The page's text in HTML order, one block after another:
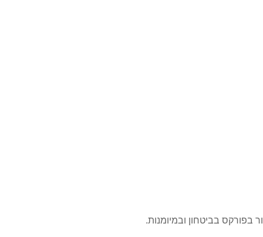
בפורקס בביטחון ובמיומנות.